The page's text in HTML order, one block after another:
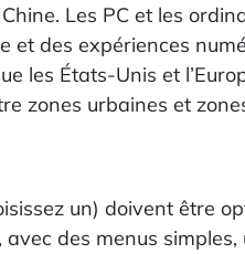
Les PC et les
et des expériences
les États-Unis et
zones urbaines et
un) doivent être
des menus